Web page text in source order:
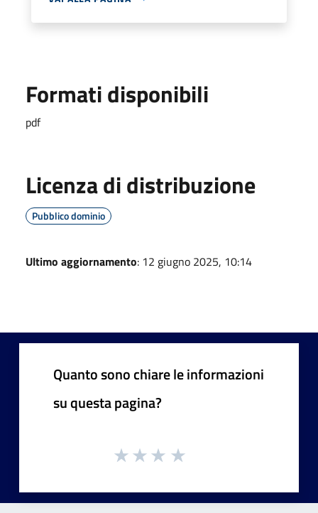
Formati disponibili
pdf
Licenza di distribuzione
Pubblico dominio
Ultimo aggiornamento: 12 giugno 2025, 10:14
Quanto sono chiare le informazioni
su questa pagina?